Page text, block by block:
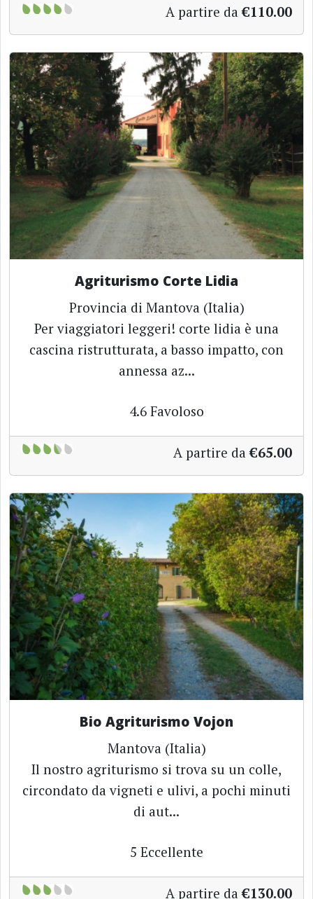
A partire da €110.00
Agriturismo Corte Lidia
Provincia di Mantova (Italia)
Per viaggiatori leggeri! corte lidia è una
cascina ristrutturata, a basso impatto, con
annessa az...
4.6Favoloso
A partire da €65.00
Bio Agriturismo Vojon
Mantova (Italia)
Il nostro agriturismo si trova su un colle,
circondato da vigneti e ulivi, a pochi minuti
di aut...
5 Eccellente
A partire da €130.00